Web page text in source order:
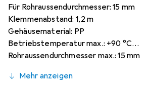
Für Rohraussendurchmesser: 15 mm
Klemmenabstand: 1,2 m
Gehäusematerial: PP
Betriebstemperatur max.: +90 °C
Rohraussendurchmesser max.: 15 mm
Mehr anzeigen